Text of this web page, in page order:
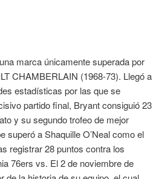
marca únicamente superada por
CHAMBERLAIN (1968-73). Llegó a
estadísticas por las que se
partido final, Bryant consiguió 23
y su segundo trofeo de mejor
superó a Shaquille O’Neal como el
registrar 28 puntos contra los
76ers vs. El 2 de noviembre de